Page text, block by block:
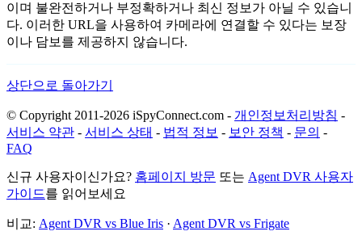
이며 불완전하거나 부정확하거나 최신 정보가 아닐 수 있습니
다. 이러한 URL을 사용하여 카메라에 연결할 수 있다는 보장
이나 담보를 제공하지 않습니다.
상단으로 돌아가기
© Copyright 2011-2026 iSpyConnect.com - 개인정보처리방침 -
서비스 약관 - 서비스 상태 - 법적 정보 - 보안 정책 - 문의 -
FAQ
신규 사용자이신가요? 홈페이지 방문 또는 Agent DVR 사용자
가이드를 읽어보세요
비교: Agent DVR vs Blue Iris · Agent DVR vs Frigate